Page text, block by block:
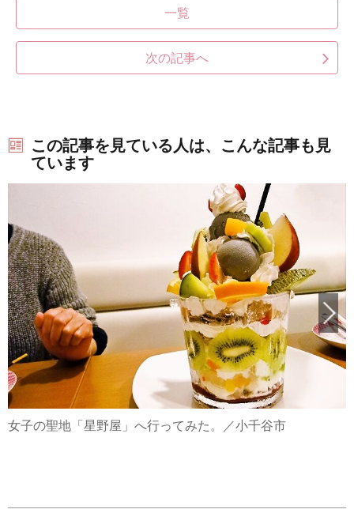
一覧
次の記事へ
この記事を見ている人は、こんな記事も見
ています
女子の聖地「星野屋」へ行ってみた。／小千谷市